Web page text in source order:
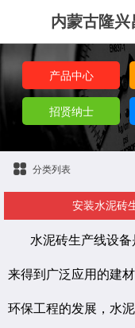
内蒙古隆兴
产品中心
招贤纳士
分类列表
安装水泥砖
水泥砖生产线设
来得到广泛应用的建
环保工程的发展，水